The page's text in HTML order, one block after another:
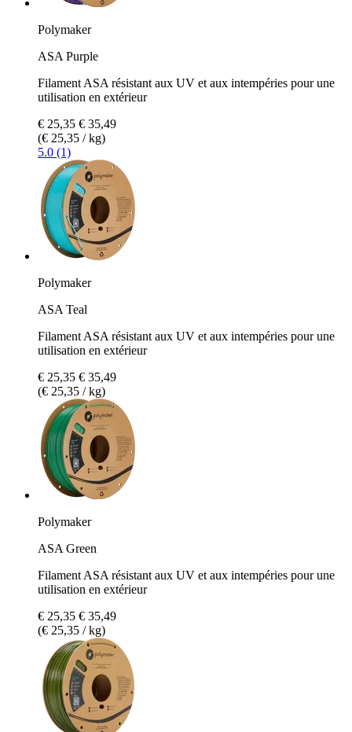
Polymaker
ASA Purple
Filament ASA résistant aux UV et aux intempéries pour une
utilisation en extérieur
€ 25,35 € 35,49
(€ 25,35 / kg)
5.0 (1)
Polymaker
ASA Teal
Filament ASA résistant aux UV et aux intempéries pour une
utilisation en extérieur
€ 25,35 € 35,49
(€ 25,35 / kg)
Polymaker
ASA Green
Filament ASA résistant aux UV et aux intempéries pour une
utilisation en extérieur
€ 25,35 € 35,49
(€ 25,35 / kg)